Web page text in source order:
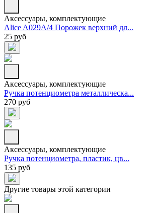
Аксессуары, комплектующие
Alice A029A/4 Порожек верхний дл...
25 руб
Аксессуары, комплектующие
Ручка потенциометра металлическа...
270 руб
Аксессуары, комплектующие
Ручка потенциометра, пластик, цв...
135 руб
Другие товары этой категории